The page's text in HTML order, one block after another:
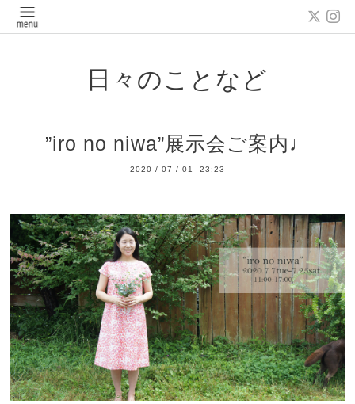
日々のことなど
”iro no niwa”展示会ご案内♩
2020 / 07 / 01 23:23